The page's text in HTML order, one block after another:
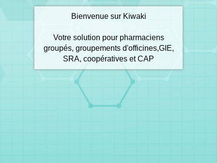
Bienvenue sur Kiwaki
Votre solution pour pharmaciens
groupés, groupements d'officines,GIE,
SRA, coopératives et CAP